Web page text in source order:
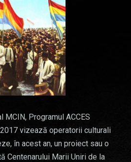
MCIN, Programul ACCES
vizează operatorii culturali
în acest an, un proiect sau o
Centenarului Marii Uniri de la